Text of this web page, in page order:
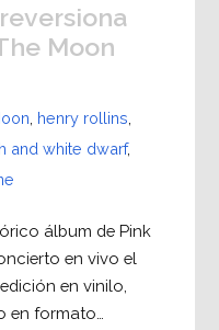
Moon
henry rollins
and white dwarf,
álbum de Pink
en vivo el
en vinilo,
formato…